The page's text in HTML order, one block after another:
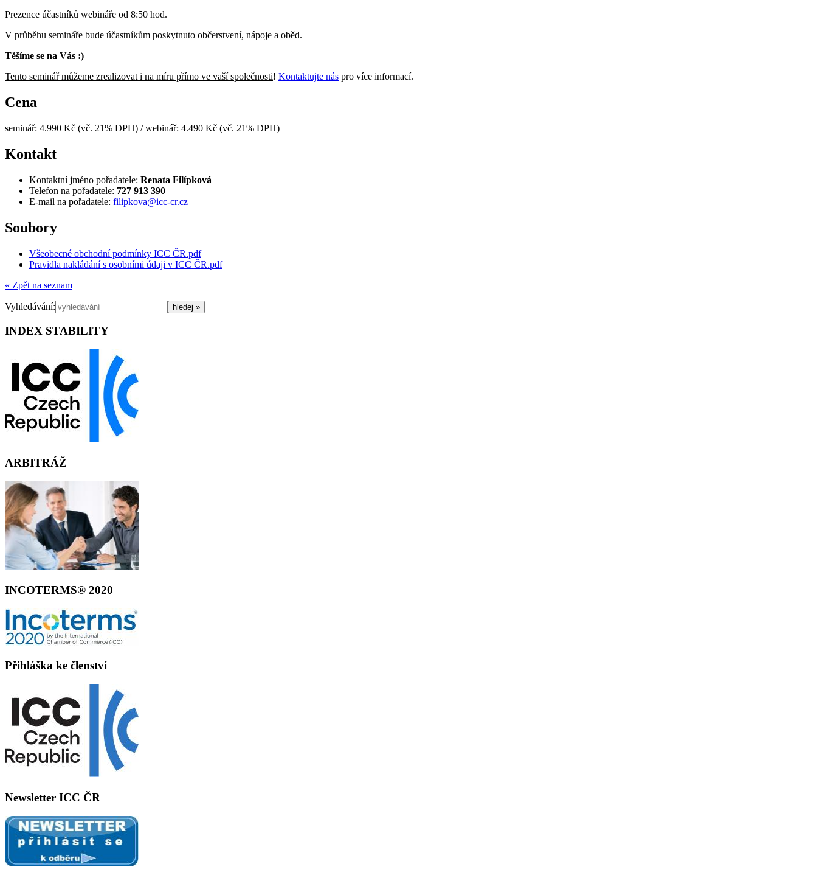
Prezence účastníků webináře od 8:50 hod.
V průběhu semináře bude účastníkům poskytnuto občerstvení, nápoje a oběd.
Těšíme se na Vás :)
Tento seminář můžeme zrealizovat i na míru přímo ve vaší společnosti! Kontaktujte nás pro více informací.
Cena
seminář: 4.990 Kč (vč. 21% DPH) / webinář: 4.490 Kč (vč. 21% DPH)
Kontakt
Kontaktní jméno pořadatele: Renata Filípková
Telefon na pořadatele: 727 913 390
E-mail na pořadatele: filipkova@icc-cr.cz
Soubory
Všeobecné obchodní podmínky ICC ČR.pdf
Pravidla nakládání s osobními údaji v ICC ČR.pdf
« Zpět na seznam
Vyhledávání:
INDEX STABILITY
ARBITRÁŽ
INCOTERMS® 2020
Přihláška ke členství
Newsletter ICC ČR